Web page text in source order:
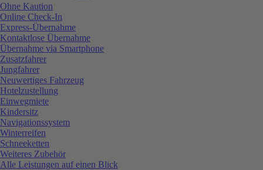
Ohne Kaution
Online Check-In
Express-Übernahme
Kontaktlose Übernahme
Übernahme via Smartphone
Zusatzfahrer
Jungfahrer
Neuwertiges Fahrzeug
Hotelzustellung
Einwegmiete
Kindersitz
Navigationssystem
Winterreifen
Schneeketten
Weiteres Zubehör
Alle Leistungen auf einen Blick